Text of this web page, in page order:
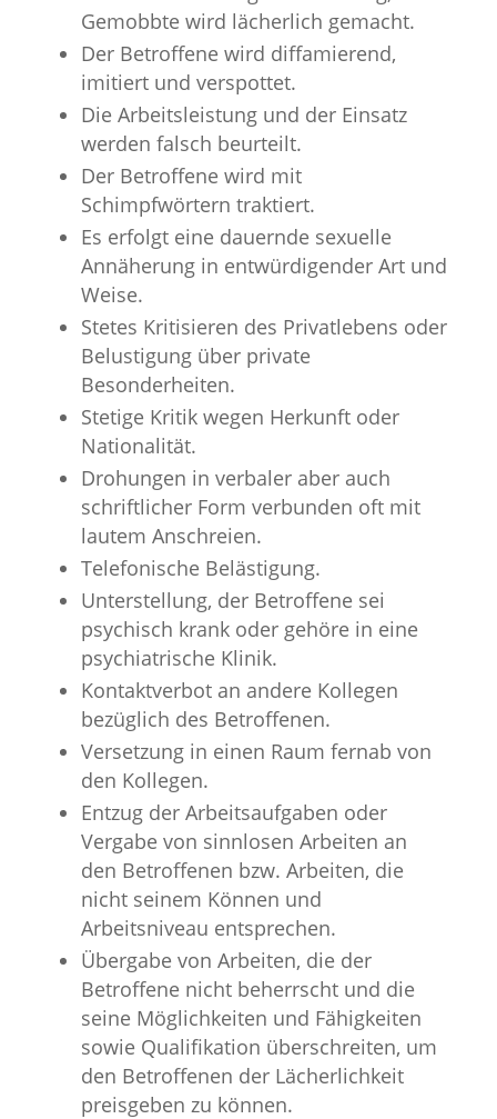
Gemobbte wird lächerlich gemacht.
Der Betroffene wird diffamierend,
imitiert und verspottet.
Die Arbeitsleistung und der Einsatz
werden falsch beurteilt.
Der Betroffene wird mit
Schimpfwörtern traktiert.
Es erfolgt eine dauernde sexuelle
Annäherung in entwürdigender Art und
Weise.
Stetes Kritisieren des Privatlebens oder
Belustigung über private
Besonderheiten.
Stetige Kritik wegen Herkunft oder
Nationalität.
Drohungen in verbaler aber auch
schriftlicher Form verbunden oft mit
lautem Anschreien.
Telefonische Belästigung.
Unterstellung, der Betroffene sei
psychisch krank oder gehöre in eine
psychiatrische Klinik.
Kontaktverbot an andere Kollegen
bezüglich des Betroffenen.
Versetzung in einen Raum fernab von
den Kollegen.
Entzug der Arbeitsaufgaben oder
Vergabe von sinnlosen Arbeiten an
den Betroffenen bzw. Arbeiten, die
nicht seinem Können und
Arbeitsniveau entsprechen.
Übergabe von Arbeiten, die der
Betroffene nicht beherrscht und die
seine Möglichkeiten und Fähigkeiten
sowie Qualifikation überschreiten, um
den Betroffenen der Lächerlichkeit
preisgeben zu können.